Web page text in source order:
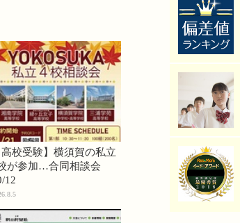
高校受験】横須賀の私立
が参加…合同相談会
12